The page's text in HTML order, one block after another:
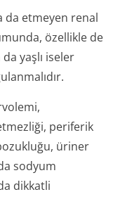
da etmeyen renal
özellikle de
yaşlı iseler
periferik
üriner
sodyum
dikkatli